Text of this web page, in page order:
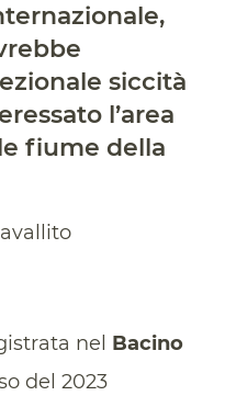
siccità
l’area
fiume della
nel Bacino
del 2023